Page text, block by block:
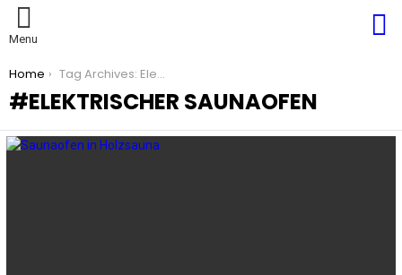
Menu
You are here:
Home Tag Archives: Elektrischer Saunaofen
ELEKTRISCHER SAUNAOFEN